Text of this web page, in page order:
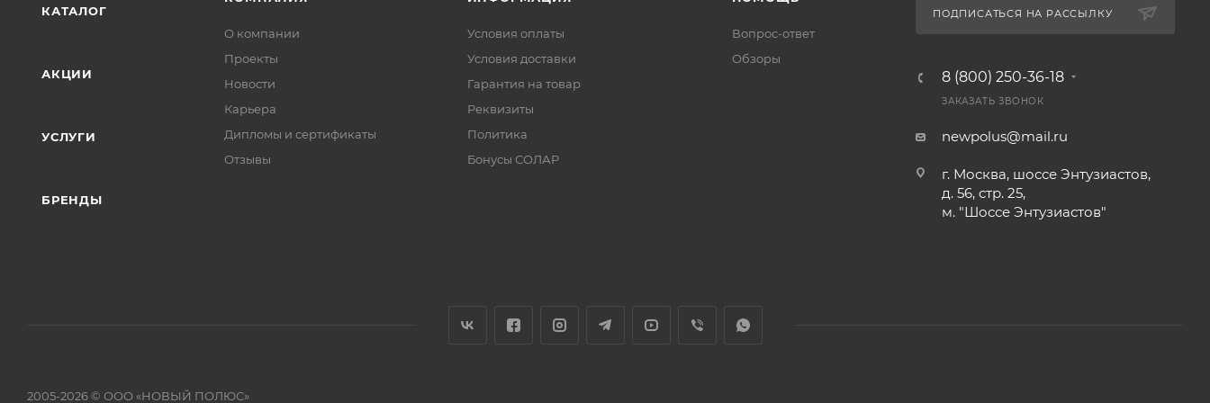
КАТАЛОГ
АКЦИИ
УСЛУГИ
БРЕНДЫ
О компании
Проекты
Новости
Карьера
Дипломы и сертификаты
Отзывы
Условия оплаты
Условия доставки
Гарантия на товар
Реквизиты
Политика
Бонусы СОЛАР
Вопрос-ответ
Обзоры
ПОДПИСАТЬСЯ НА РАССЫЛКУ
8 (800) 250-36-18
ЗАКАЗАТЬ ЗВОНОК
newpolus@mail.ru
г. Москва, шоссе Энтузиастов,
д. 56, стр. 25,
м. "Шоссе Энтузиастов"
2005-2026 © ООО «НОВЫЙ ПОЛЮС»